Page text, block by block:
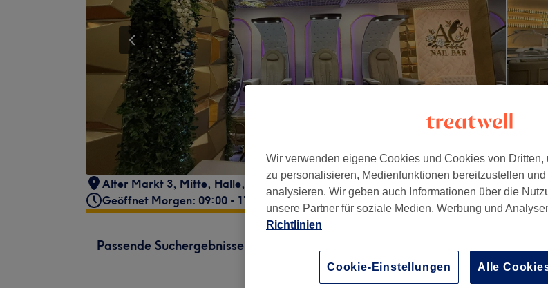
Alter Markt 3, Mitte, Halle,
06108
Geöffnet Morgen: 09:00 - 17:00
Passende Suchergebnisse
1 Std.Details anzeigen
Wir verwenden eigene Cookies und Cookies von Dritten,
zu personalisieren, Medienfunktionen bereitzustellen
analysieren. Wir geben auch Informationen über die
unsere Partner für soziale Medien, Werbung und
Richtlinien
Cookie-Einstellungen Alle